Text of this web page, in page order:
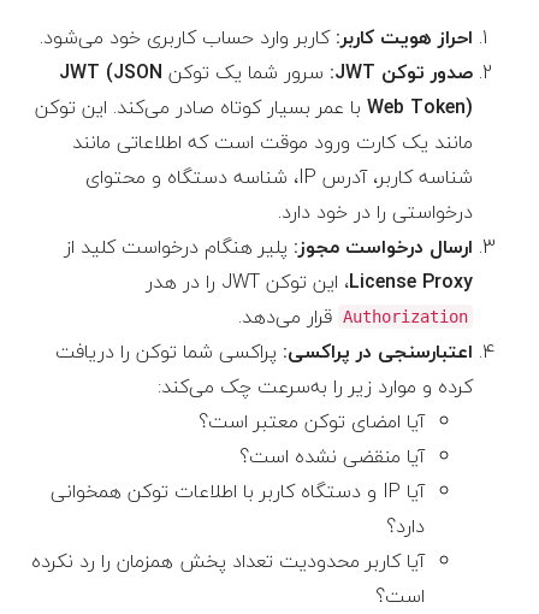
احراز هویت کاربر:کاربر وارد حساب کاربری خود می‌شود.
صدور توکن JWT:
سرور شما یک توکن JWT (JSON
Web Token) با عمر بسیار کوتاه صادر می‌کند. این توکن
مانند یک کارت ورود موقت است که اطلاعاتی مانند
شناسه کاربر، آدرس IP، شناسه دستگاه و محتوای
درخواستی را در خود دارد.
ارسال درخواست مجوز: پلیر هنگام درخواست کلید از
License Proxy، این توکن JWT را در هدر
Authorization قرار می‌دهد.
اعتبارسنجی در پراکسی: پراکسی شما توکن را دریافت
کرده و موارد زیر را به‌سرعت چک می‌کند:
آیا امضای توکن معتبر است؟
آیا منقضی نشده است؟
آیا IP و دستگاه کاربر با اطلاعات توکن همخوانی
دارد؟
آیا کاربر محدودیت تعداد پخش همزمان را رد نکرده
است؟